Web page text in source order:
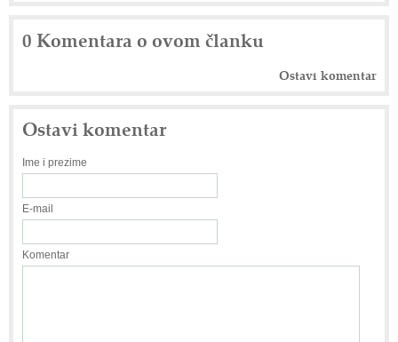
0 Komentara o ovom članku
Ostavi komentar
Ostavi komentar
Ime i prezime
E-mail
Komentar